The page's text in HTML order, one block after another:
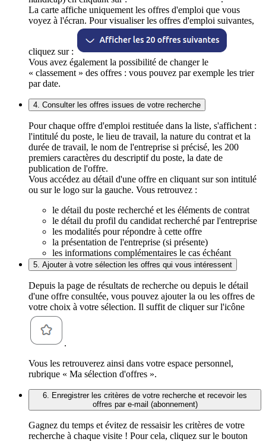
La carte affiche uniquement les offres d'emploi que vous
voyez à l'écran. Pour visualiser les offres d'emploi suivantes,
cliquez sur :
Vous avez également la possibilité de changer le
« classement » des offres : vous pouvez par exemple les trier
par date.
4. Consulter les offres issues de votre recherche
Pour chaque offre d'emploi restituée dans la liste, s'affichent :
l'intitulé du poste, le lieu de travail, la nature du contrat et la
durée de travail, le nom de l'entreprise si précisé, les 200
premiers caractères du descriptif du poste, la date de
publication de l'offre.
Vous accédez au détail d'une offre en cliquant sur son intitulé
ou sur le logo sur la gauche. Vous retrouvez :
le détail du poste recherché et les éléments de contrat
le détail du profil du candidat recherché par l'entreprise
les modalités pour répondre à cette offre
la présentation de l'entreprise (si présente)
les informations complémentaires le cas échéant
5. Ajouter à votre sélection les offres qui vous intéressent
Depuis la page de résultats de recherche ou depuis le détail
d'une offre consultée, vous pouvez ajouter la ou les offres de
votre choix à votre sélection. Il suffit de cliquer sur l'icône
.
Vous les retrouverez ainsi dans votre espace personnel,
rubrique « Ma sélection d'offres ».
6. Enregistrer les critères de votre recherche et recevoir les
offres par e-mail (abonnement)
Gagnez du temps et évitez de ressaisir les critères de votre
recherche à chaque visite ! Pour cela, cliquez sur le bouton